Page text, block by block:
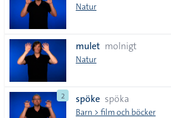
lista
Natur
mulet molnigt
Natur
2 spöke spöka
Barn > film och böcker